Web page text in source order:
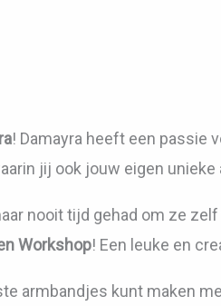
! Damayra heeft een passie
jij ook jouw eigen
nooit tijd gehad om ze
Workshop! Een leuke en
armbandjes kunt maken